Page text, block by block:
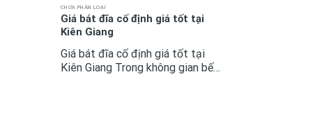
CHƯA PHÂN LOẠI
Giá bát đĩa cố định giá tốt tại
Kiên Giang
Giá bát đĩa cố định giá tốt tại
Kiên Giang Trong không gian bếp